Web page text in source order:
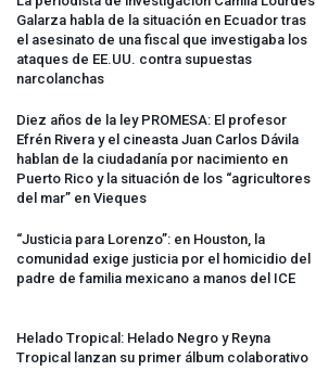
Galarza habla de la situación en Ecuador tras
el asesinato de una fiscal que investigaba los
ataques de EE.UU. contra supuestas
narcolanchas
Diez años de la ley PROMESA: El profesor
Efrén Rivera y el cineasta Juan Carlos Dávila
hablan de la ciudadanía por nacimiento en
Puerto Rico y la situación de los “agricultores
del mar” en Vieques
“Justicia para Lorenzo”: en Houston, la
comunidad exige justicia por el homicidio del
padre de familia mexicano a manos del ICE
Helado Tropical: Helado Negro y Reyna
Tropical lanzan su primer álbum colaborativo